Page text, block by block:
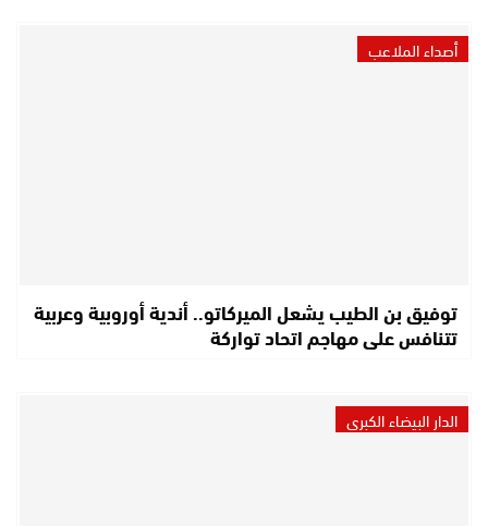
أصداء الملاعب
توفيق بن الطيب يشعل الميركاتو.. أندية أوروبية وعربية
تتنافس على مهاجم اتحاد تواركة
الدار البيضاء الكبرى